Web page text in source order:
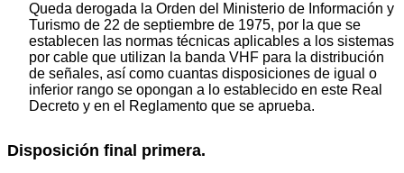
Queda derogada la Orden del Ministerio de Información y
Turismo de 22 de septiembre de 1975, por la que se
establecen las normas técnicas aplicables a los sistemas
por cable que utilizan la banda VHF para la distribución
de señales, así como cuantas disposiciones de igual o
inferior rango se opongan a lo establecido en este Real
Decreto y en el Reglamento que se aprueba.
Disposición final primera.